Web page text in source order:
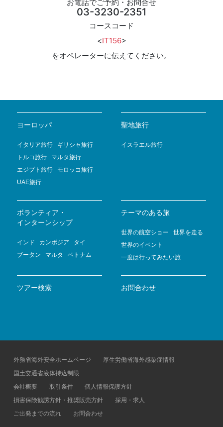
お電話でご予約・お問合せ
03-3230-2351
コースコード
<IT156>
をオペレーターに伝えてください。
ヨーロッパ
イタリア旅行
ギリシャ旅行
トルコ旅行
マルタ旅行
エジプト旅行
モロッコ旅行
UAE旅行
聖地旅行
イスラエル旅行
ボランティア・
インターンシップ
インド カンボジア
タイ
ブータン
マルタ ベトナム
テーマのある旅
世界の航空ショー
世界を走る
世界のイベント
一度は行ってみたい旅
ツアー検索 お問合わせ
外務省海外安全ホームページ
厚生労働省海外感染症情報
国土交通省液体持込制限
会社概要
取引条件
個人情報保護方針
損害保険勧誘方針・推奨販売方針
採用・求人
ご出発までの流れ
お問合わせ